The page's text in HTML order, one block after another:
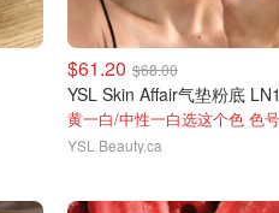
$61.20 $68.00
YSL Skin Affair气垫粉底 LN1
YSL Beauty.ca